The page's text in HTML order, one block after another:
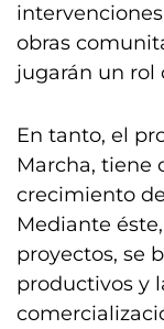
obras
jugarán un rol
En tanto, el
Marcha, tiene
crecimiento
Mediante
proyectos, se
productivos y